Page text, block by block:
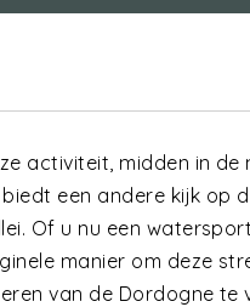
activiteit, midden in
biedt een andere kijk op
Of u nu een
manier om deze
van de Dordogne te